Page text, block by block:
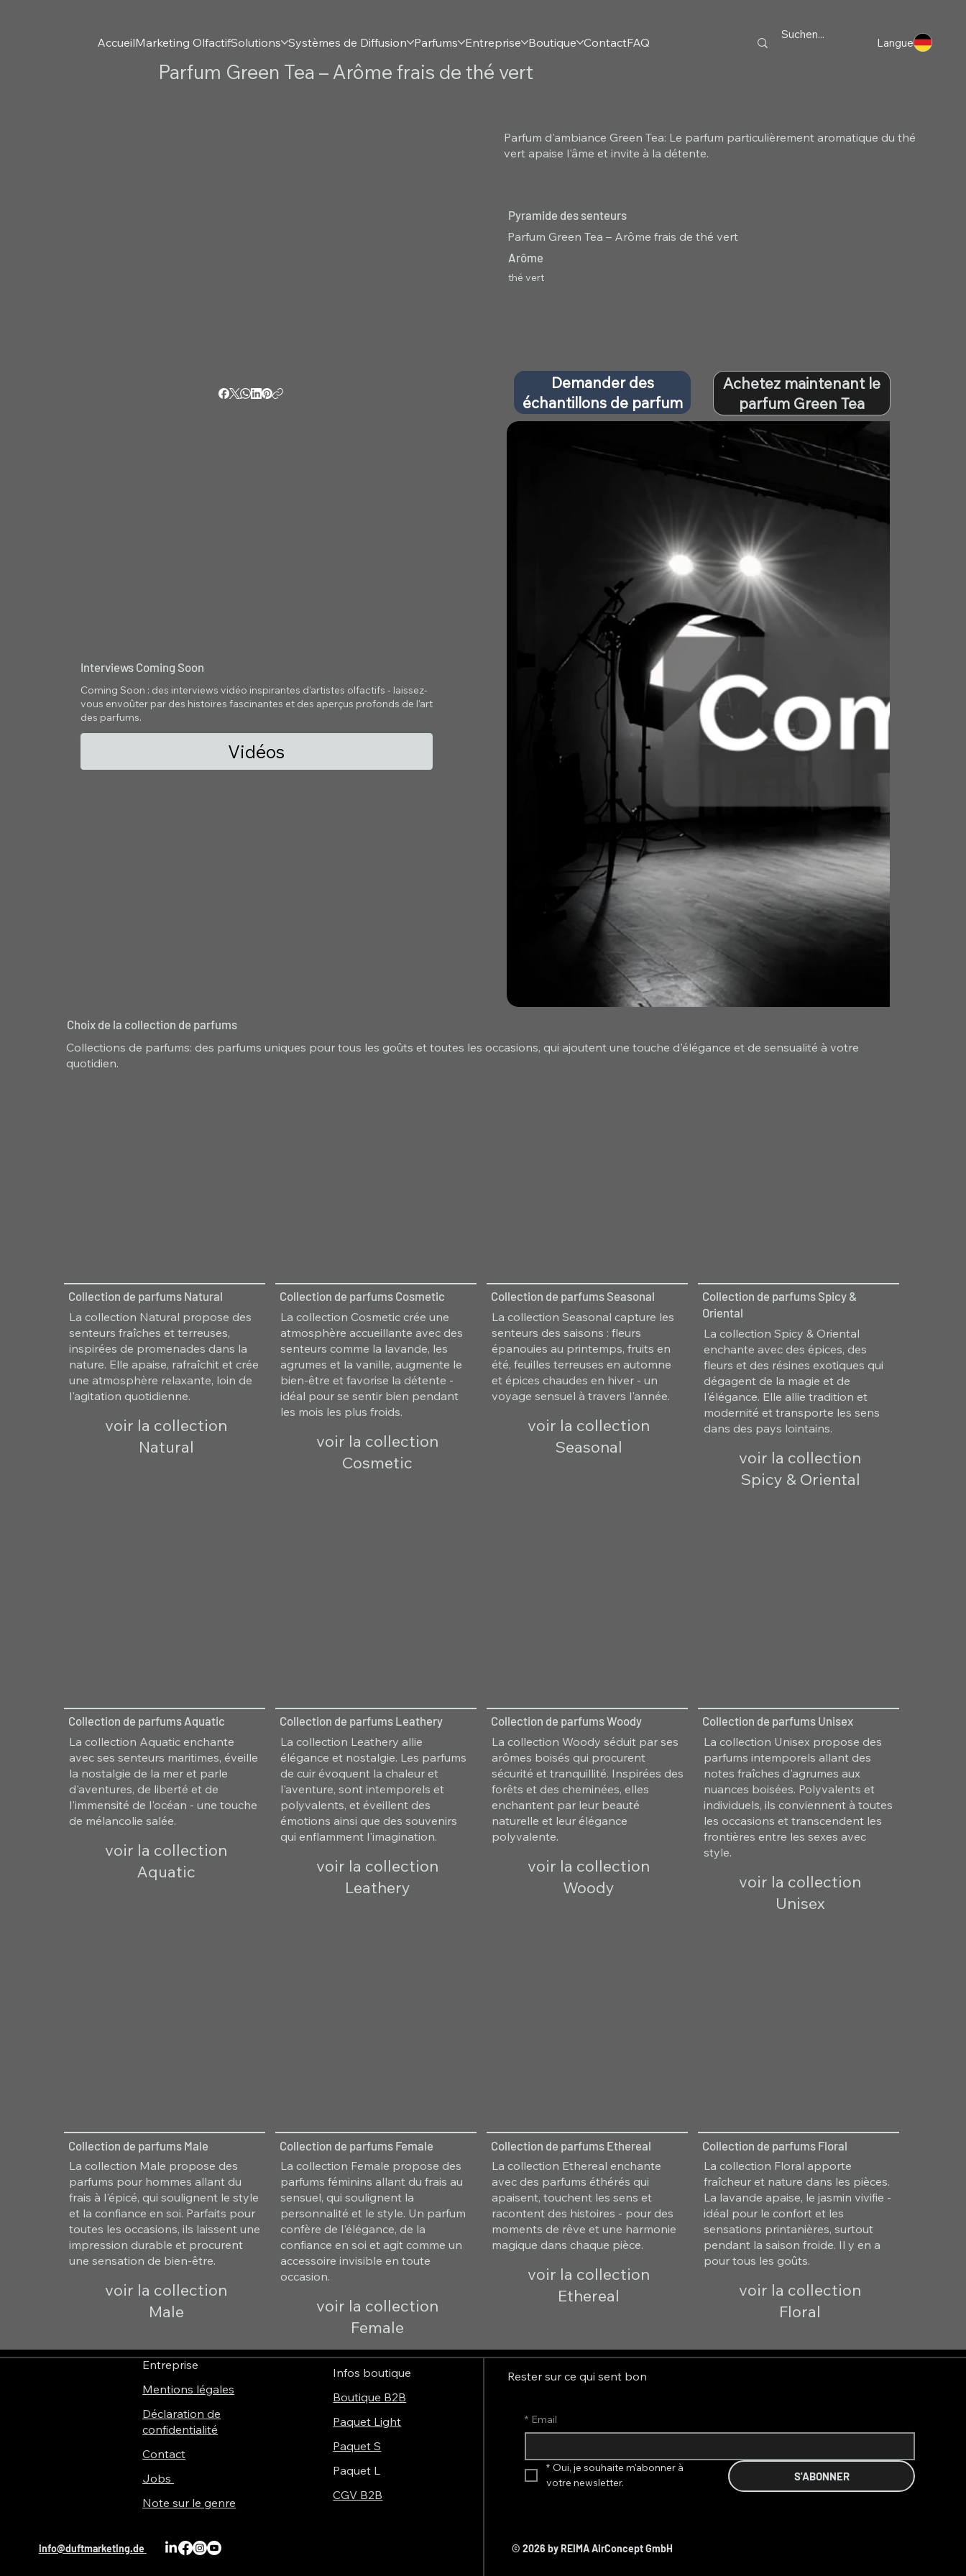
AccueilMarketing OlfactifSolutions Systèmes de Diffusion Parfums Entreprise Boutique ContactFAQ Langue
Parfum Green Tea – Arôme frais de thé vert
Parfum d'ambiance Green Tea: Le parfum particulièrement aromatique du thé
vert apaise l'âme et invite à la détente.
Pyramide des senteurs
Parfum Green Tea – Arôme frais de thé vert
Arôme
thé vert
Demander des
échantillons de parfum
Achetez maintenant le
parfum Green Tea
Interviews Coming Soon
Coming Soon : des interviews vidéo inspirantes d'artistes olfactifs - laissez-
vous envoûter par des histoires fascinantes et des aperçus profonds de l'art
des parfums.
Vidéos
Choix de la collection de parfums
Collections de parfums: des parfums uniques pour tous les goûts et toutes les occasions, qui ajoutent une touche d'élégance et de sensualité à votre
quotidien.
Collection de parfums Natural
La collection Natural propose des
senteurs fraîches et terreuses,
inspirées de promenades dans la
nature. Elle apaise, rafraîchit et crée
une atmosphère relaxante, loin de
l'agitation quotidienne.
voir la collection
Natural
Collection de parfums Cosmetic
La collection Cosmetic crée une
atmosphère accueillante avec des
senteurs comme la lavande, les
agrumes et la vanille, augmente le
bien-être et favorise la détente -
idéal pour se sentir bien pendant
les mois les plus froids.
voir la collection
Cosmetic
Collection de parfums Seasonal
La collection Seasonal capture les
senteurs des saisons : fleurs
épanouies au printemps, fruits en
été, feuilles terreuses en automne
et épices chaudes en hiver - un
voyage sensuel à travers l'année.
voir la collection
Seasonal
Collection de parfums Spicy &
Oriental
La collection Spicy & Oriental
enchante avec des épices, des
fleurs et des résines exotiques qui
dégagent de la magie et de
l'élégance. Elle allie tradition et
modernité et transporte les sens
dans des pays lointains.
voir la collection
Spicy & Oriental
Collection de parfums Aquatic
La collection Aquatic enchante
avec ses senteurs maritimes, éveille
la nostalgie de la mer et parle
d'aventures, de liberté et de
l'immensité de l'océan - une touche
de mélancolie salée.
voir la collection
Aquatic
Collection de parfums Leathery
La collection Leathery allie
élégance et nostalgie. Les parfums
de cuir évoquent la chaleur et
l'aventure, sont intemporels et
polyvalents, et éveillent des
émotions ainsi que des souvenirs
qui enflamment l'imagination.
voir la collection
Leathery
Collection de parfums Woody
La collection Woody séduit par ses
arômes boisés qui procurent
sécurité et tranquillité. Inspirées des
forêts et des cheminées, elles
enchantent par leur beauté
naturelle et leur élégance
polyvalente.
voir la collection
Woody
Collection de parfums Unisex
La collection Unisex propose des
parfums intemporels allant des
notes fraîches d'agrumes aux
nuances boisées. Polyvalents et
individuels, ils conviennent à toutes
les occasions et transcendent les
frontières entre les sexes avec
style.
voir la collection
Unisex
Collection de parfums Male
La collection Male propose des
parfums pour hommes allant du
frais à l'épicé, qui soulignent le style
et la confiance en soi. Parfaits pour
toutes les occasions, ils laissent une
impression durable et procurent
une sensation de bien-être.
voir la collection
Male
Collection de parfums Female
La collection Female propose des
parfums féminins allant du frais au
sensuel, qui soulignent la
personnalité et le style. Un parfum
confère de l'élégance, de la
confiance en soi et agit comme un
accessoire invisible en toute
occasion.
voir la collection
Female
Collection de parfums Ethereal
La collection Ethereal enchante
avec des parfums éthérés qui
apaisent, touchent les sens et
racontent des histoires - pour des
moments de rêve et une harmonie
magique dans chaque pièce.
voir la collection
Ethereal
Collection de parfums Floral
La collection Floral apporte
fraîcheur et nature dans les pièces.
La lavande apaise, le jasmin vivifie -
idéal pour le confort et les
sensations printanières, surtout
pendant la saison froide. Il y en a
pour tous les goûts.
voir la collection
Floral
Entreprise
Mentions légales
Déclaration de
confidentialité
Contact
Jobs
Note sur le genre
Infos boutique
Boutique B2B
Paquet Light
Paquet S
Paquet L
CGV B2B
Rester sur ce qui sent bon
* Email
* Oui, je souhaite m'abonner à
votre newsletter.
S'ABONNER
info@duftmarketing.de © 2026 by REIMA AirConcept GmbH